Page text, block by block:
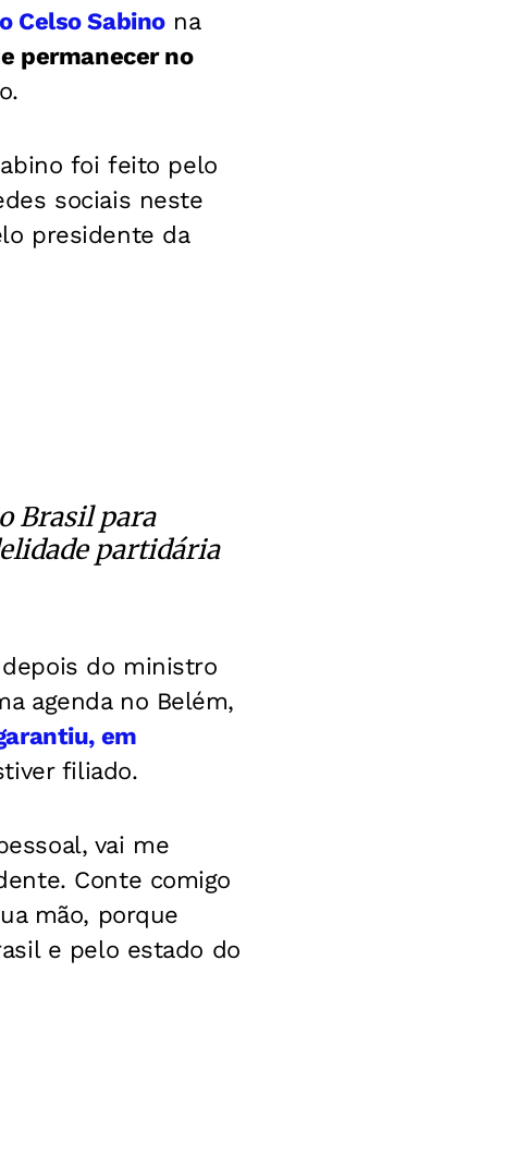
Celso Sabinona
permanecer no
foi feito pelo
sociais neste
presidente da
Brasil para
partidária
do ministro
agenda no Belém,
em
filiado.
vai me
Conte comigo
mão, porque
e pelo estado do